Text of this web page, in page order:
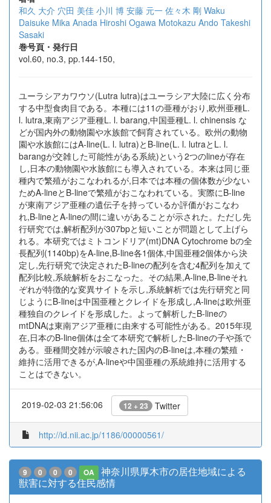
和久 大介 穴田 美佳 小川 博 安藤 元一 佐々木 剛 Waku
Daisuke Mika Anada Hiroshi Ogawa Motokazu Ando Takeshi
Sasaki
巻号頁・発行日
vol.60, no.3, pp.144-150,
ユーラシアカワウソ(Lutra lutra)はユーラシア大陸に広く分布
する中型食肉目である。本種には11の亜種がおり,欧州亜種L.
l. lutra,東南アジア亜種L. l. barang,中国亜種L. l. chinensis な
どが国内外の動物園や水族館で飼育されている。欧州の動物
園や水族館にはA-line(L. l. lutra)とB-line(L. l. lutraとL. l.
barangが交雑した可能性がある系統)という2つのlineが存在
し,日本の動物園や水族館にも導入されている。本来は同じ亜
種内で繁殖がおこなわれるが,日本では本種の個体数が少ない
ためA-lineとB-lineで繁殖がおこなわれている。実際にB-line
が東南アジア亜種の遺伝子を持っているか評価がおこなわ
れ,B-lineとA-lineの間に違いがあることが示された。ただし先
行研究では,解析配列が307bpと短いことが問題として上げら
れる。本研究ではミトコンドリア(mt)DNA Cytochrome bの全
長配列(1140bp)をA-line,B-line各1個体,中国亜種2個体から決
定し,先行研究で決定されたB-lineの配列を含む4配列を加えて
配列比較,系統解析をおこなった。その結果,A-line,B-lineそれ
ぞれが特徴的な変異サイトを示し,系統解析では先行研究と同
じようにB-lineは中国亜種とクレイドを形成し,A-lineは欧州亜
種独自のクレイドを形成した。よって解析したB-lineの
mtDNAは東南アジア亜種に由来する可能性がある。2015年現
在,日本のB-line個体は全て本研究で解析したB-lineの子や孫で
ある。亜種間交雑が示唆された国内のB-lineは,本種の繁殖・
維持に活用できるが,A-lineや中国亜種の系統維持に活用する
ことはできない。
2019-02-03 21:56:06 12 + 23 Twitter
http://id.nii.ac.jp/1186/00000561/
9 0 0 0 OA
神奈川県厚木市の居住地域による
獣害に対する住民感情